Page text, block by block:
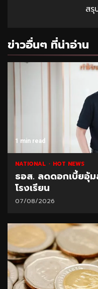
สรุ
ข่าวอื่นๆ ที่น่าอ่าน
1 min read
NATIONAL HOT NEWS
ธอส. ลดดอกเบี้ยอุ้
โรงเรียน
07/08/2026